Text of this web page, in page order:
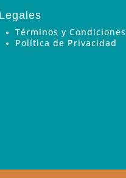
Legales
Términos y Condiciones
Política de Privacidad